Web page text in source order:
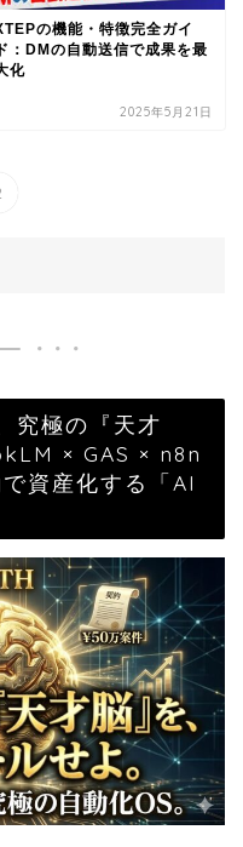
の機能・特徴完全ガイ
ド：DMの自動送信で成果を最
化
2025年5月21日
究極の『天才
× GAS × n8n
資産化する「AI